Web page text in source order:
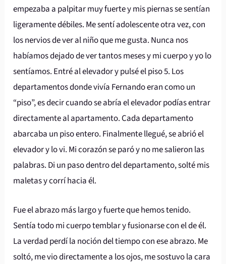
empezaba a palpitar muy fuerte y mis piernas se sentían
ligeramente débiles. Me sentí adolescente otra vez, con
los nervios de ver al niño que me gusta. Nunca nos
habíamos dejado de ver tantos meses y mi cuerpo y yo lo
sentíamos. Entré al elevador y pulsé el piso 5. Los
departamentos donde vivía Fernando eran como un
“piso”, es decir cuando se abría el elevador podías entrar
directamente al apartamento. Cada departamento
abarcaba un piso entero. Finalmente llegué, se abrió el
elevador y lo vi. Mi corazón se paró y no me salieron las
palabras. Di un paso dentro del departamento, solté mis
maletas y corrí hacia él.
Fue el abrazo más largo y fuerte que hemos tenido.
Sentía todo mi cuerpo temblar y fusionarse con el de él.
La verdad perdí la noción del tiempo con ese abrazo. Me
soltó, me vio directamente a los ojos, me sostuvo la cara